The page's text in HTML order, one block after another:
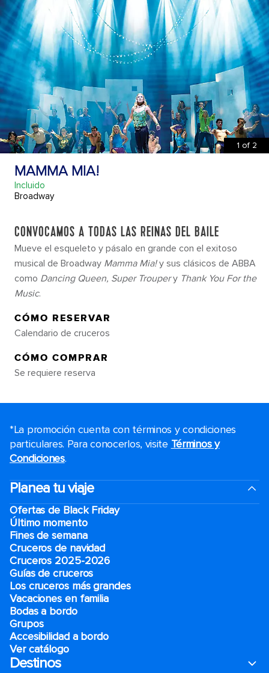
1 of 2
MAMMA MIA!
Incluido
Broadway
CONVOCAMOS A TODAS LAS REINAS DEL BAILE
Mueve el esqueleto y pásalo en grande con el exitoso
musical de Broadway Mamma Mia!y sus clásicos de ABBA
como Dancing Queen, Super Troupery Thank You For the
Music.
CÓMO RESERVAR
Calendario de cruceros
CÓMO COMPRAR
Se requiere reserva
*La promoción cuenta con términos y condiciones
particulares. Para conocerlos, visite Términos y
Condiciones.
Planea tu viaje
Ofertas de Black Friday
Último momento
Fines de semana
Cruceros de navidad
Cruceros 2025-2026
Guías de cruceros
Los cruceros más grandes
Vacaciones en familia
Bodas a bordo
Grupos
Accesibilidad a bordo
Ver catálogo
Destinos